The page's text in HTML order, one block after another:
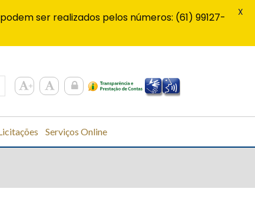
Serviços Online
ser realizados pelos números: (61) 99127-
X